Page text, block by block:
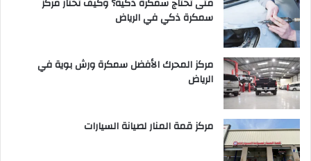
سمكرة ذكي في الرياض
مركز المحرك الأفضل سمكرة ورش بوية في
الرياض
مركز قمة المنار لصيانة السيارات